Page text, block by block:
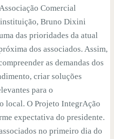
Comercial
instituição, Bruno Dixini
das prioridades da atual
dos associados. Assim,
as demandas dos
criar soluções
para o
local. O Projeto IntegrAção
expectativa do presidente.
no primeiro dia do